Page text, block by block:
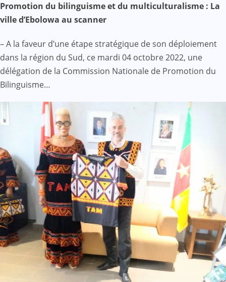
Promotion du bilinguisme et du multiculturalisme : La
ville d’Ebolowa au scanner
– A la faveur d’une étape stratégique de son déploiement
dans la région du Sud, ce mardi 04 octobre 2022, une
délégation de la Commission Nationale de Promotion du
Bilinguisme…